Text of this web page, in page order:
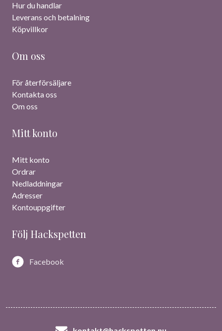
Hur du handlar
Leverans och betalning
Köpvillkor
Om oss
För återförsäljare
Kontakta oss
Om oss
Mitt konto
Mitt konto
Ordrar
Nedladdningar
Adresser
Kontouppgifter
Följ Hackspetten
Facebook